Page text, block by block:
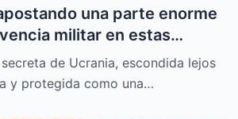
una parte enorme
militar en estas
de reemplazar a
de las tareas más
de Ucrania, escondida lejos
y protegida como una…